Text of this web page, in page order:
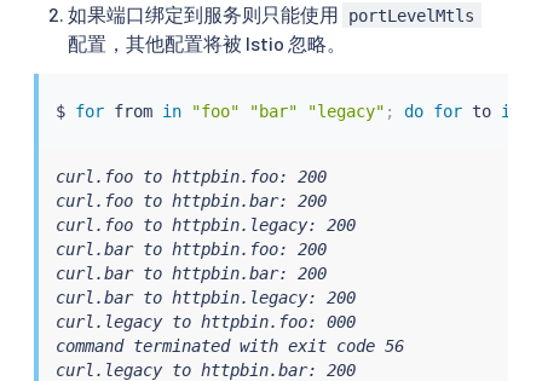
如果端口绑定到服务则只能使用
portLevelMtls
配置，其他配置将被 Istio 忽略。
$ for from in "foo" "bar" "legacy" ; do for to in
curl.foo to httpbin.foo: 200
curl.foo to httpbin.bar: 200
curl.foo to httpbin.legacy: 200
curl.bar to httpbin.foo: 200
curl.bar to httpbin.bar: 200
curl.bar to httpbin.legacy: 200
curl.legacy to httpbin.foo: 000
command terminated with exit code 56
curl.legacy to httpbin.bar: 200